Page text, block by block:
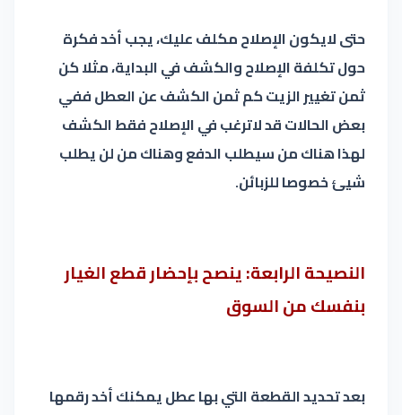
حتى لايكون الإصلاح مكلف عليك، يجب أخد فكرة
حول تكلفة الإصلاح والكشف في البداية، مثلا كن
ثمن تغيير الزيت كم ثمن الكشف عن العطل ففي
بعض الحالات قد لاترغب في الإصلاح فقط الكشف
لهذا هناك من سيطلب الدفع وهناك من لن يطلب
شيئ خصوصا للزبائن.
النصيحة الرابعة: ينصح بإحضار قطع الغيار
بنفسك من السوق
بعد تحديد القطعة التي بها عطل يمكنك أخد رقمها